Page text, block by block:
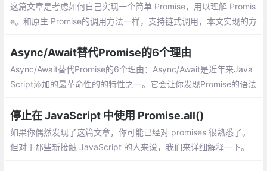
这篇文章是考虑如何自己实现一个简单 Promise，用以理解 Promis
e。和原生 Promise的调用方法一样，支持链式调用，本文实现的方
e，all 方法的实现。
Async/Await替代Promise的6个理由
Async/Await替代Promise的6个理由：Async/Await是近年来Java
Script添加的最革命性的的特性之一。它会让你发现Promise的语法
停止在 JavaScript 中使用 Promise.all()
如果你偶然发现了这篇文章，你可能已经对 promises 很熟悉了。
但对于那些新接触 JavaScript 的人来说，我们来详细解释一下。